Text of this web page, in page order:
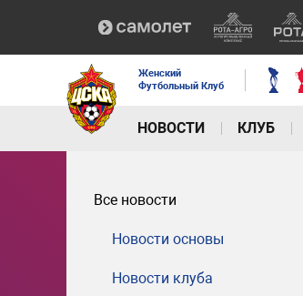
Женский
Футбольный Клуб
НОВОСТИ КЛУБ
Все новости
Новости основы
Новости клуба